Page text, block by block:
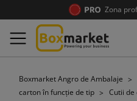
Zona
Boxmarket Angro de Ambalaje
carton în funcție de tip
Cutii